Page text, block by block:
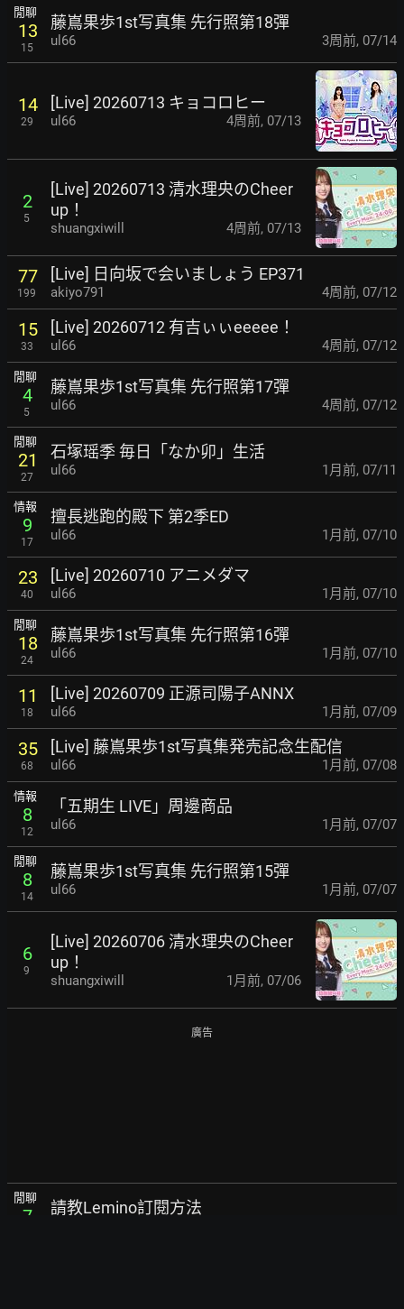
閒聊
13
15
藤嶌果歩1st写真集 先行照第18彈
ul66 3周前, 07/14
14
29
[Live] 20260713 キョコロヒー
ul66 4周前, 07/13
2
5
[Live] 20260713 清水理央のCheer
up！
shuangxiwill 4周前, 07/13
77
199
[Live] 日向坂で会いましょう EP371
akiyo791 4周前, 07/12
15
33
[Live] 20260712 有吉ぃぃeeeee！
ul66 4周前, 07/12
閒聊
4
5
藤嶌果歩1st写真集 先行照第17彈
ul66 4周前, 07/12
閒聊
21
27
石塚瑶季 毎日「なか卯」生活
ul66 1月前, 07/11
情報
9
17
擅長逃跑的殿下 第2季ED
ul66 1月前, 07/10
23
40
[Live] 20260710 アニメダマ
ul66 1月前, 07/10
閒聊
18
24
藤嶌果歩1st写真集 先行照第16彈
ul66 1月前, 07/10
11
18
[Live] 20260709 正源司陽子ANNX
ul66 1月前, 07/09
35
68
[Live] 藤嶌果歩1st写真集発売記念生配信
ul66 1月前, 07/08
情報
8
12
「五期生 LIVE」周邊商品
ul66 1月前, 07/07
閒聊
8
14
藤嶌果歩1st写真集 先行照第15彈
ul66 1月前, 07/07
6
9
[Live] 20260706 清水理央のCheer
up！
shuangxiwill 1月前, 07/06
廣告
閒聊
7 請教Lemino訂閱方法